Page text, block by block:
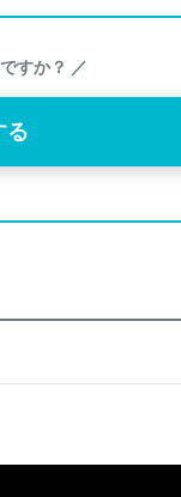
すか？ ／
る